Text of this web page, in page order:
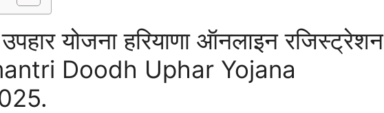
योजना हरियाणा ऑनलाइन रजिस्ट्रेशन
Doodh Uphar Yojana